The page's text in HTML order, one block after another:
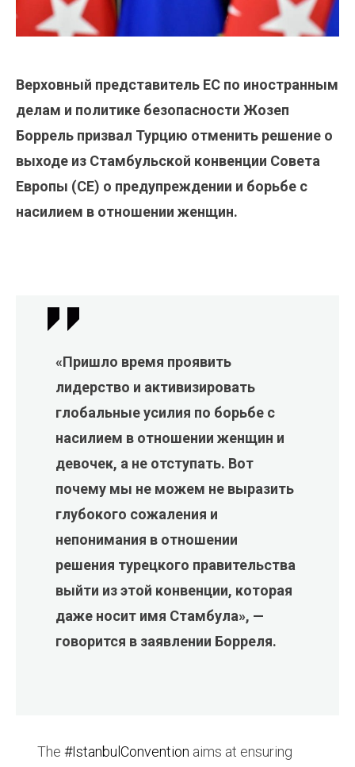
Верховный представитель ЕС по иностранным
делам и политике безопасности Жозеп
Боррель призвал Турцию отменить решение о
выходе из Стамбульской конвенции Совета
Европы (СЕ) о предупреждении и борьбе с
насилием в отношении женщин.
«Пришло время проявить
лидерство и активизировать
глобальные усилия по борьбе с
насилием в отношении женщин и
девочек, а не отступать. Вот
почему мы не можем не выразить
глубокого сожаления и
непонимания в отношении
решения турецкого правительства
выйти из этой конвенции, которая
даже носит имя Стамбула», —
говорится в заявлении Борреля.
The #IstanbulConvention aims at ensuring